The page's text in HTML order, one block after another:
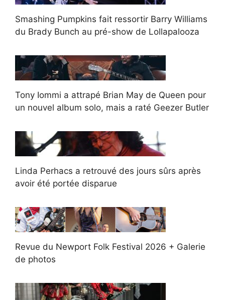
Smashing Pumpkins fait ressortir Barry Williams
du Brady Bunch au pré-show de Lollapalooza
Tony Iommi a attrapé Brian May de Queen pour
un nouvel album solo, mais a raté Geezer Butler
Linda Perhacs a retrouvé des jours sûrs après
avoir été portée disparue
Revue du Newport Folk Festival 2026 + Galerie
de photos